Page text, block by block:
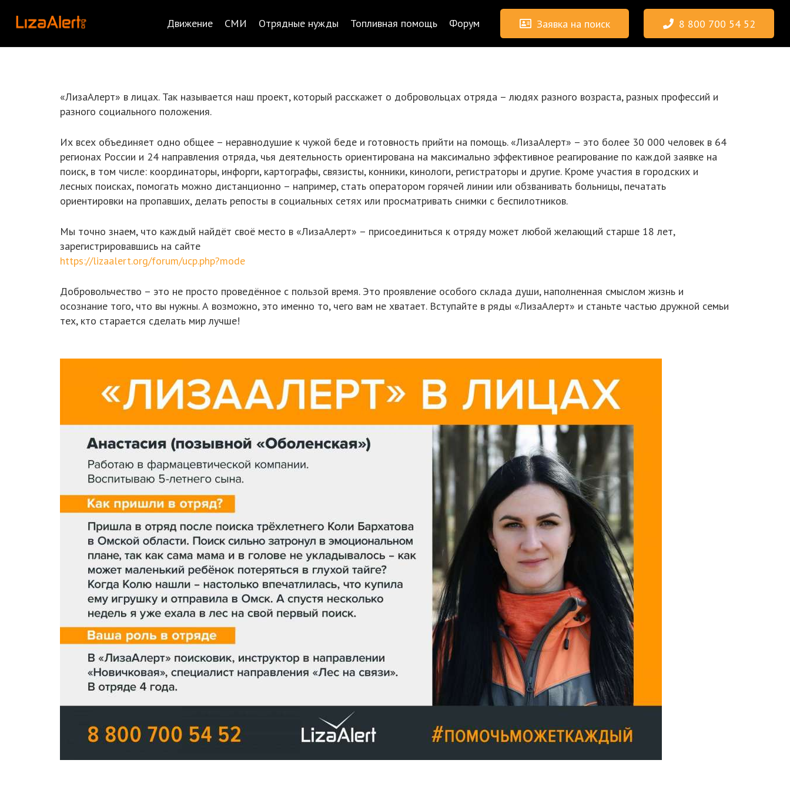
Движение СМИ Отрядные нужды Топливная помощь Форум Заявка на поиск 8 800 700 54 52
«ЛизаАлерт» в лицах. Так называется наш проект, который расскажет о добровольцах отряда – людях разного возраста, разных профессий и
разного социального положения.
Их всех объединяет одно общее – неравнодушие к чужой беде и готовность прийти на помощь. «ЛизаАлерт» – это более 30 000 человек в 64
регионах России и 24 направления отряда, чья деятельность ориентирована на максимально эффективное реагирование по каждой заявке на
поиск, в том числе: координаторы, инфорги, картографы, связисты, конники, кинологи, регистраторы и другие. Кроме участия в городских и
лесных поисках, помогать можно дистанционно – например, стать оператором горячей линии или обзванивать больницы, печатать
ориентировки на пропавших, делать репосты в социальных сетях или просматривать снимки с беспилотников.
Мы точно знаем, что каждый найдёт своё место в «ЛизаАлерт» – присоединиться к отряду может любой желающий старше 18 лет,
зарегистрировавшись на сайте
https://lizaalert.org/forum/ucp.php?mode
Добровольчество – это не просто проведённое с пользой время. Это проявление особого склада души, наполненная смыслом жизнь и
осознание того, что вы нужны. А возможно, это именно то, чего вам не хватает. Вступайте в ряды «ЛизаАлерт» и станьте частью дружной семьи
тех, кто старается сделать мир лучше!